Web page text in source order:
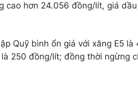
cao hơn 24.056 đồng/lít, giá
Quỹ bình ổn giá với xăng E5 là
250 đồng/lít; đồng thời ngừng